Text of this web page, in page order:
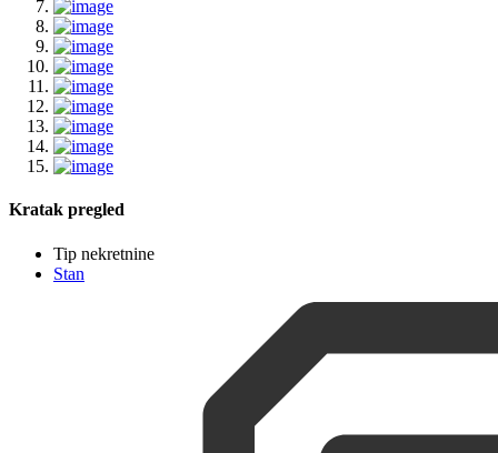
Kratak pregled
Tip nekretnine
Stan